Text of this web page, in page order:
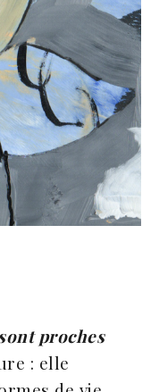
proches
: elle